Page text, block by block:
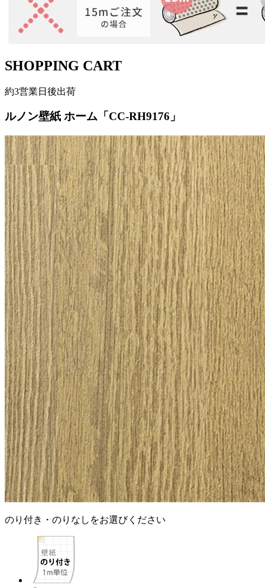
SHOPPING CART
約3営業日後出荷
ルノン壁紙 ホーム「CC-RH9176」
のり付き・のりなしをお選びください